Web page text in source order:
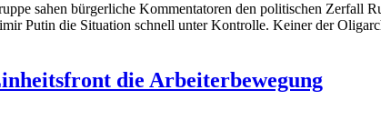
sahen bürgerliche Kommentatoren den politischen Zerfall
Putin die Situation schnell unter Kontrolle. Keiner der
die Arbeiterbewegung